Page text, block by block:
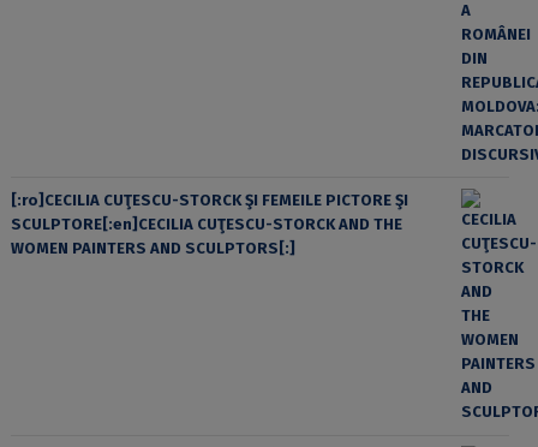
[:ro]CECILIA CUŢESCU-STORCK ŞI FEMEILE PICTORE ŞI
SCULPTORE[:en]CECILIA CUŢESCU-STORCK AND THE
WOMEN PAINTERS AND SCULPTORS[:]